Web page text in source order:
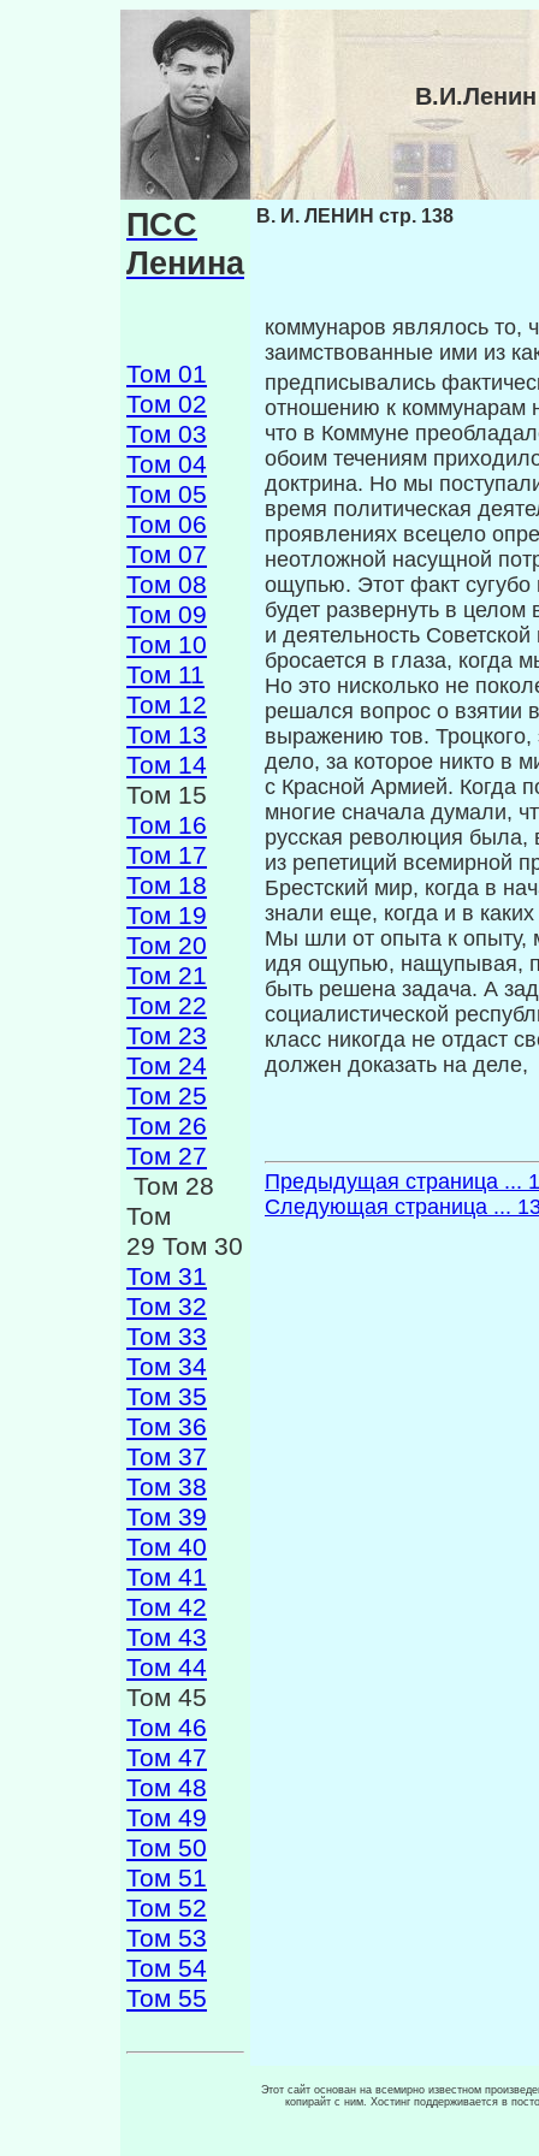
ПСС
Ленина
Том 01
Том 02
Том 03
Том 04
Том 05
Том 06
Том 07
Том 08
Том 09
Том 10
Том 11
Том 12
Том 13
Том 14
Том 15
Том 16
Том 17
Том 18
Том 19
Том 20
Том 21
Том 22
Том 23
Том 24
Том 25
Том 26
Том 27
Том 28
Том
29 Том 30
Том 31
Том 32
Том 33
Том 34
Том 35
Том 36
Том 37
Том 38
Том 39
Том 40
Том 41
Том 42
Том 43
Том 44
Том 45
Том 46
Том 47
Том 48
Том 49
Том 50
Том 51
Том 52
Том 53
Том 54
Том 55
В. И. ЛЕНИН стр. 138
коммунаров являлось то,
заимствованные ими из
предписывались
отношению к коммунарам
что в Коммуне
обоим течениям
доктрина. Но мы
время по­литическая
проявлениях всецело
неотложной насущной
ощупью. Этот факт сугубо
будет развернуть в целом
и деятельность
бросается в глаза, когда
Но это нис­колько не
решался вопрос о взятии
выражению тов.
дело, за которое никто в
с Красной Армией. Когда
многие сначала думали,
русская революция была,
из репетиций всемирной
Брестский мир, когда в
знали еще, когда и в
Мы шли от опыта к опыту,
идя ощупью, нащупывая,
быть решена задача. А
социалистической
класс никогда не отдаст
должен доказать на деле,
Предыдущая страница ...
Следующая страница ...
Этот сайт основан на всемирно известном
копирайт с ним. Хостинг поддерживается в